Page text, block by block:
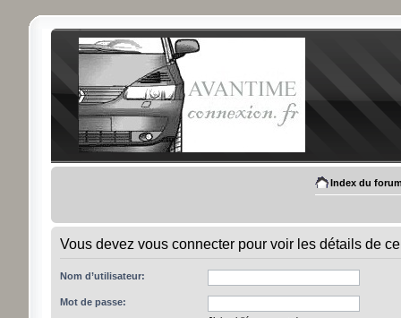
Index du
Vous devez vous connecter pour voir les détails de
Nom d’utilisateur:
Mot de passe: